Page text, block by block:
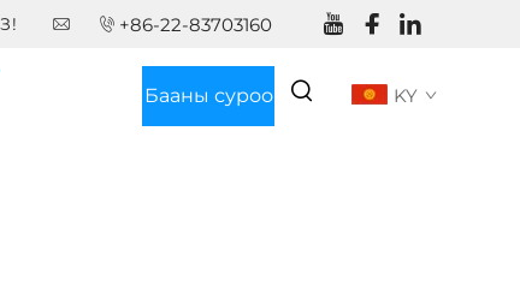
+86-22-83703160
Бааны суроо KY